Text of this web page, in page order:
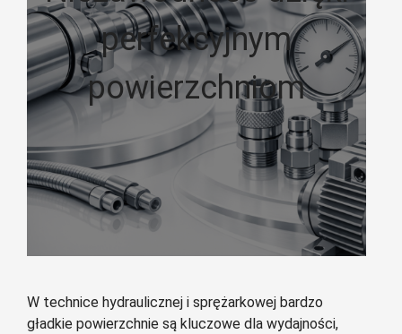
perfekcyjnym
powierzchniom
W technice hydraulicznej i sprężarkowej bardzo
gładkie powierzchnie są kluczowe dla wydajności,